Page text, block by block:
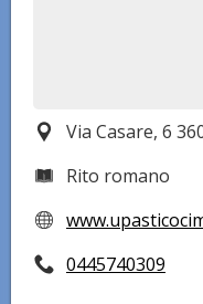
Via Casare, 6
Rito romano
0445740309